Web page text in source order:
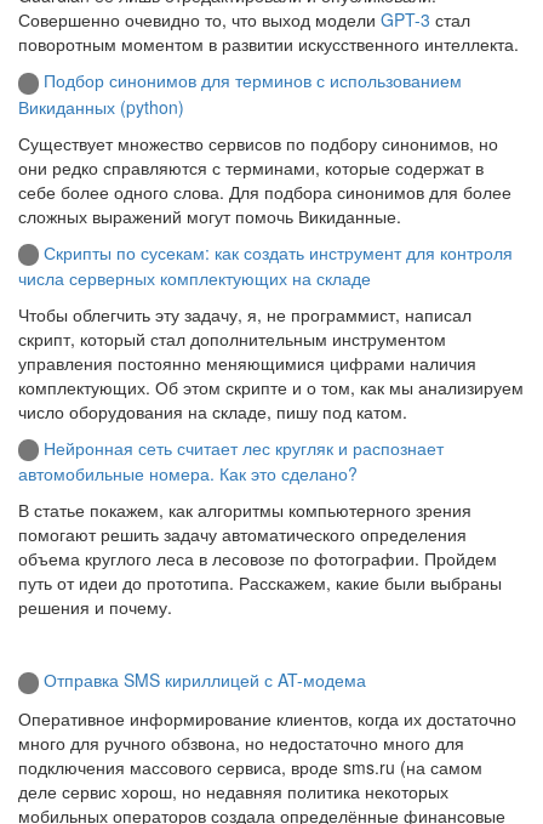
Совершенно очевидно то, что выход модели GPT-3 стал
поворотным моментом в развитии искусственного интеллекта.
Подбор синонимов для терминов с использованием
Викиданных (python)
Существует множество сервисов по подбору синонимов, но
они редко справляются с терминами, которые содержат в
себе более одного слова. Для подбора синонимов для более
сложных выражений могут помочь Викиданные.
Скрипты по сусекам: как создать инструмент для контроля
числа серверных комплектующих на складе
Чтобы облегчить эту задачу, я, не программист, написал
скрипт, который стал дополнительным инструментом
управления постоянно меняющимися цифрами наличия
комплектующих. Об этом скрипте и о том, как мы анализируем
число оборудования на складе, пишу под катом.
Нейронная сеть считает лес кругляк и распознает
автомобильные номера. Как это сделано?
В статье покажем, как алгоритмы компьютерного зрения
помогают решить задачу автоматического определения
объема круглого леса в лесовозе по фотографии. Пройдем
путь от идеи до прототипа. Расскажем, какие были выбраны
решения и почему.
Отправка SMS кириллицей с AT-модема
Оперативное информирование клиентов, когда их достаточно
много для ручного обзвона, но недостаточно много для
подключения массового сервиса, вроде sms.ru (на самом
деле сервис хорош, но недавняя политика некоторых
мобильных операторов создала определённые финансовые